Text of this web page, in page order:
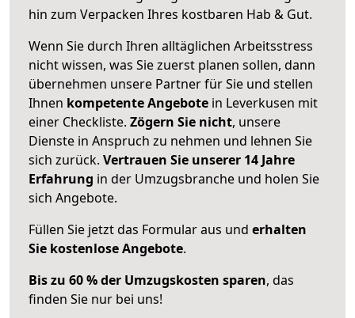
hin zum Verpacken Ihres kostbaren Hab & Gut.
Wenn Sie durch Ihren alltäglichen Arbeitsstress
nicht wissen, was Sie zuerst planen sollen, dann
übernehmen unsere Partner für Sie und stellen
Ihnen kompetente Angebote in Leverkusen mit
einer Checkliste. Zögern Sie nicht, unsere
Dienste in Anspruch zu nehmen und lehnen Sie
sich zurück. Vertrauen Sie unserer 14 Jahre
Erfahrung in der Umzugsbranche und holen Sie
sich Angebote.
Füllen Sie jetzt das Formular aus und erhalten
Sie kostenlose Angebote.
Bis zu 60 % der Umzugskosten sparen, das
finden Sie nur bei uns!